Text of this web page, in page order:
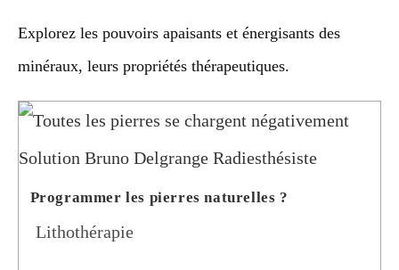
Explorez les pouvoirs apaisants et énergisants des
minéraux, leurs propriétés thérapeutiques.
Programmer les pierres naturelles ?
Post
Lithothérapie